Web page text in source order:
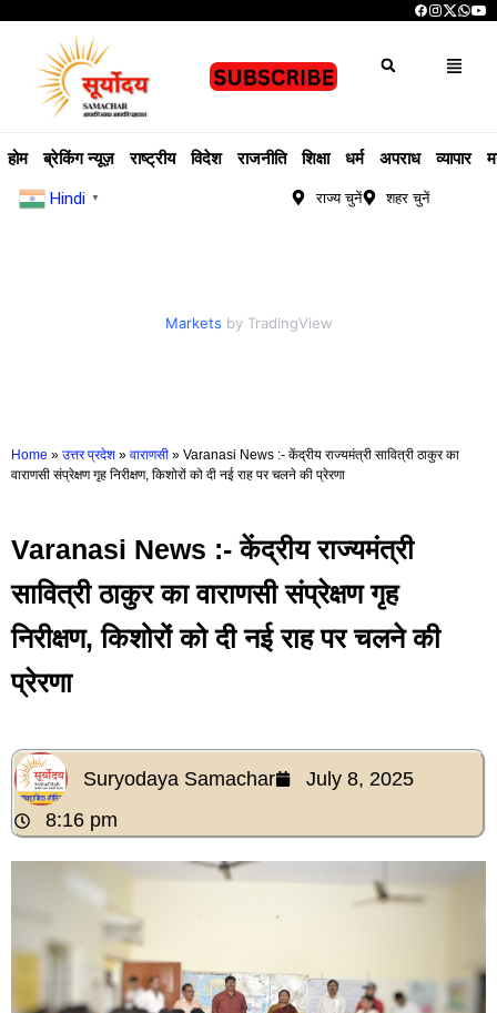
होम ब्रेकिंग न्यूज़ राष्ट्रीय विदेश राजनीति शिक्षा धर्म अपराध व्यापार
Hindi ▼ राज्य चुनें शहर चुनें
Markets by TradingView
Home » उत्तर प्रदेश » वाराणसी » Varanasi News :- केंद्रीय राज्यमंत्री सावित्री ठाकुर का
वाराणसी संप्रेक्षण गृह निरीक्षण, किशोरों को दी नई राह पर चलने की प्रेरणा
Varanasi News :- केंद्रीय राज्यमंत्री
सावित्री ठाकुर का वाराणसी संप्रेक्षण गृह
निरीक्षण, किशोरों को दी नई राह पर चलने की
प्रेरणा
Suryodaya Samachar
July 8, 2025
8:16 pm